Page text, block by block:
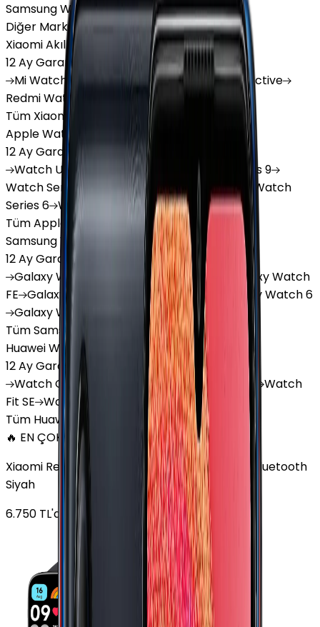
Samsung Watch
Diğer Markalar
Xiaomi Akıllı Saat
12 Ay Garanti
MiWatch Mi Watch Lite Redmi
Watch 3 Active
RedmiWatch 5 Lite Redmi
Watch 5 Active
Tüm Xiaomi Akıllı Saat'lar
Apple Watch
12 Ay Garanti •6 Taksit
Watch Ultra WatchSeries 10 Watch
Series 9
WatchSeries 8 Watch Series 7 WatchSE
Watch
Series 6 Watch
Series 5
Tüm Apple Watch'lar
Samsung Watch
12 Ay Garanti
GalaxyWatch 7 Galaxy Watch Ultra GalaxyWatch
FE Galaxy Watch 4 GalaxyWatch 5 GalaxyWatch 6
GalaxyWatch8
Tüm Samsung Watch'lar
Huawei Watch
12 Ay Garanti • 6 Taksit
WatchGT 4 GT 5 WatchGT 5 Pro Watch
Fit SE Watch Fit 3 WatchGT3 Pro
Tüm Huawei Watch'lar
🔥 EN ÇOK SATAN
Xiaomi Redmi Watch 3 Active Plastik 47mm Bluetooth
Siyah
6.750 TL'den başlayan fiyatlar